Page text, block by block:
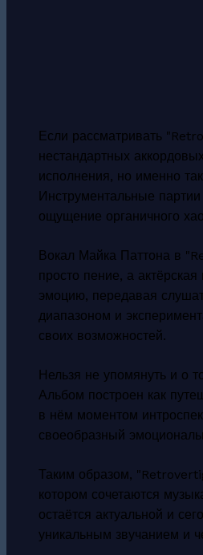
Если рассматривать
нестандартных
исполнения, но именно
Инструментальные
ощущение органичного
Вокал Майка Паттона в
просто пение, а
эмоцию, передавая
диапазоном и
своих возможностей.
Нельзя не упомянуть и о
Альбом построен как
в нём моментом
своеобразный
Таким образом,
котором сочетаются
остаётся актуальной и
уникальным звучанием и